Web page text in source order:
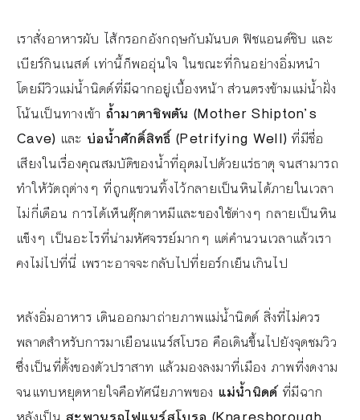
เราสั่งอาหารผับ ไส้กรอกอังกฤษกับมันบด ฟิชแอนด์ชิบ และ
เบียร์กินเนสต์ เท่านี้ก็พออุ่นใจ ในขณะที่กินอย่างอิ่มหนำ
โดยมีวิวแม่น้ำนิดด์ที่มีฉากอยู่เบื้องหน้า ส่วนตรงข้ามแม่น้ำฝั่ง
โน้นเป็นทางเข้า ถ้ำมาตาชิพตัน (Mother Shipton’s
Cave) และ บ่อน้ำศักดิ์สิทธิ์ (Petrifying Well) ที่มีชื่อ
เสียงในเรื่องคุณสมบัติของน้ำที่อุดมไปด้วยแร่ธาตุ จนสามารถ
ทำให้วัตถุต่างๆ ที่ถูกแขวนทิ้งไว้กลายเป็นหินได้ภายในเวลา
ไม่กี่เดือน การได้เห็นตุ๊กตาหมีและของใช้ต่างๆ กลายเป็นหิน
แข็งๆ เป็นอะไรที่น่ามหัศจรรย์มากๆ แต่คำนวนเวลาแล้วเรา
คงไม่ไปที่นี่ เพราะอาจจะกลับไปที่ยอร์กเย็นเกินไป
หลังอิ่มอาหาร เดินออกมาถ่ายภาพแม่น้ำนิดด์ สิ่งที่ไม่ควร
พลาดสำหรับการมาเยือนแนร์สโบรอ คือเดินขึ้นไปยังจุดชมวิว
ซึ่งเป็นที่ตั้งของตัวปราสาท แล้วมองลงมาที่เมือง ภาพที่งดงาม
จนแทบหยุดหายใจคือทัศนียภาพของ แม่น้ำนิดด์ที่มีฉาก